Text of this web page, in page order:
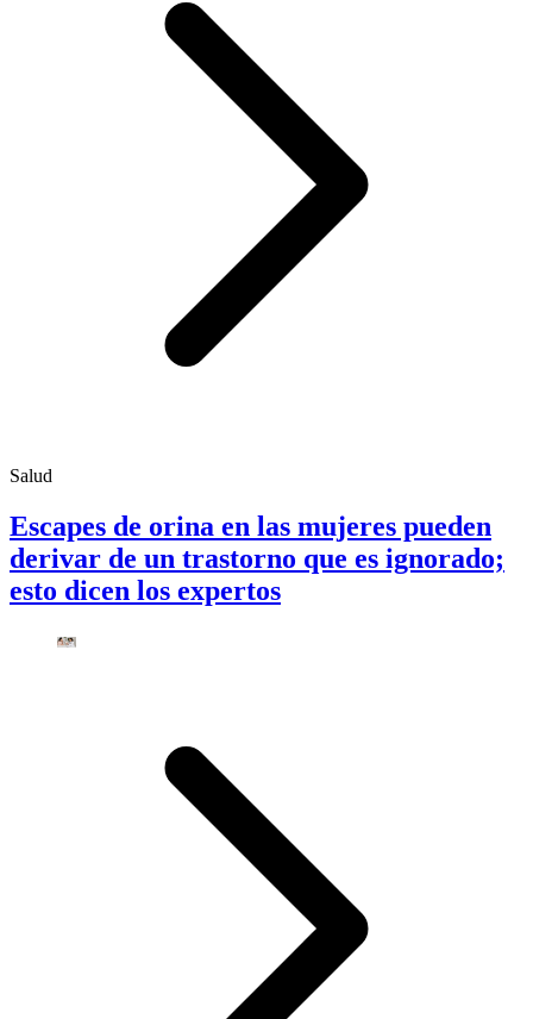
Salud
Escapes de orina en las mujeres pueden
derivar de un trastorno que es ignorado;
esto dicen los expertos